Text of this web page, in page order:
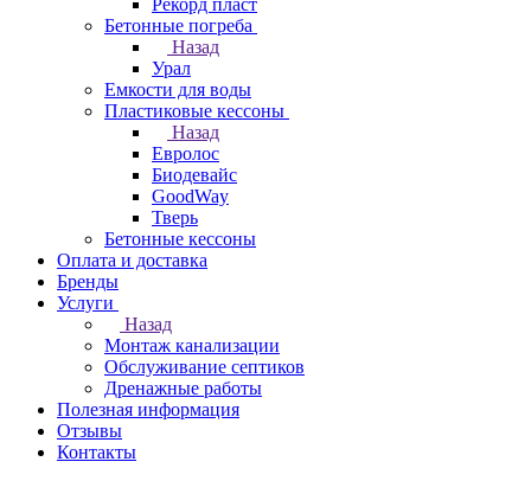
Рекорд пласт
Бетонные погреба
Назад
Урал
Емкости для воды
Пластиковые кессоны
Назад
Евролос
Биодевайс
GoodWay
Тверь
Бетонные кессоны
Оплата и доставка
Бренды
Услуги
Назад
Монтаж канализации
Обслуживание септиков
Дренажные работы
Полезная информация
Отзывы
Контакты